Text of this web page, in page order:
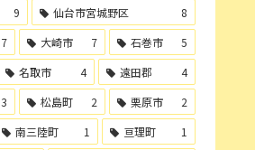
9 仙台市宮城野区
8
7 大崎市 7 石巻市
5
名取市 4 遠田郡
4
3 松島町 2 栗原市
2
南三陸町 1 亘理町
1